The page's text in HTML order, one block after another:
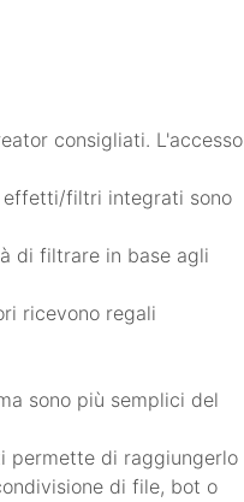
consigliati. L'accesso
effetti/filtri integrati sono
di filtrare in base agli
ricevono regali
sono più semplici del
permette di raggiungerlo
di file, bot o